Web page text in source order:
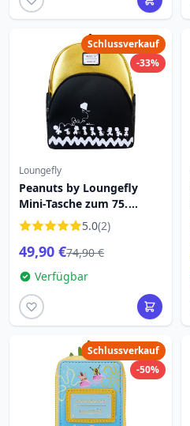
Schlussverkauf
-33%
Loungefly
Peanuts by Loungefly
Mini-Tasche zum 75.
Jubiläum
5.0(2)
49,90 €74,90 €
Verfügbar
Schlussverkauf
-50%